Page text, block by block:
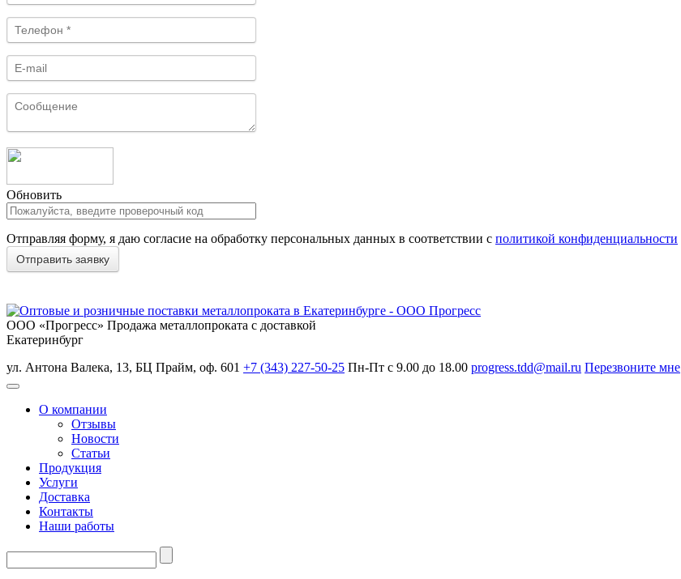
Обновить
Отправляя форму, я даю согласие на обработку персональных данных в соответствии с политикой конфиденциальности
ООО «Прогресс» Продажа металлопроката с доставкой
Екатеринбург
ул. Антона Валека, 13, БЦ Прайм, оф. 601 +7 (343) 227-50-25 Пн-Пт с 9.00 до 18.00 progress.tdd@mail.ru Перезвоните мне
О компании
Отзывы
Новости
Статьи
Продукция
Услуги
Доставка
Контакты
Наши работы